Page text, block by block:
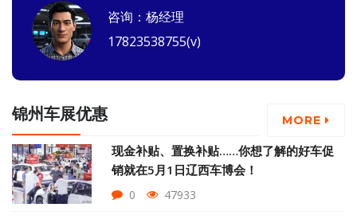
咨询：杨经理
17823538755(v)
锦州车展优惠 MORE
现金补贴、置换补贴……你想了解的好车促
销就在5月1日辽西车博会！
0 47933